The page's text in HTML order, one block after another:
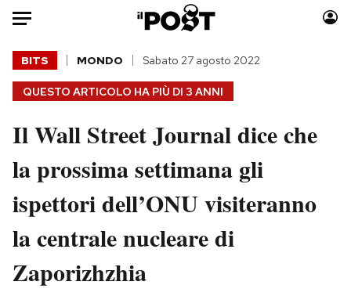
Auto
HOME
Italia
Politica
Tecnologia
Scienza
Cultura
Moda
Consumismi
Storie/Idee
Media
QUESTO ARTICOLO HA PIÙ DI 3 ANNI
BITS MONDO Sabato 27 agosto 2022
Il Wall Street Journal dice che
la prossima settimana gli
ispettori dell’ONU visiteranno
la centrale nucleare di
Zaporizhzhia